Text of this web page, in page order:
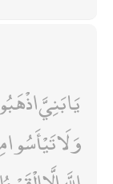
يَا بَنِيَّ
وَلَا